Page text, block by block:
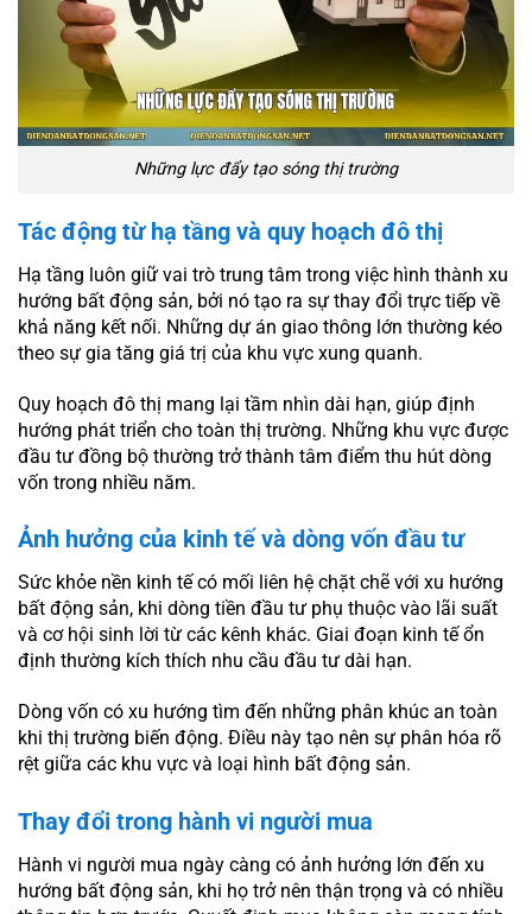
Những lực đẩy tạo sóng thị trường
Tác động từ hạ tầng và quy hoạch đô thị
Hạ tầng luôn giữ vai trò trung tâm trong việc hình thành xu
hướng bất động sản, bởi nó tạo ra sự thay đổi trực tiếp về
khả năng kết nối. Những dự án giao thông lớn thường kéo
theo sự gia tăng giá trị của khu vực xung quanh.
Quy hoạch đô thị mang lại tầm nhìn dài hạn, giúp định
hướng phát triển cho toàn thị trường. Những khu vực được
đầu tư đồng bộ thường trở thành tâm điểm thu hút dòng
vốn trong nhiều năm.
Ảnh hưởng của kinh tế và dòng vốn đầu tư
Sức khỏe nền kinh tế có mối liên hệ chặt chẽ với xu hướng
bất động sản, khi dòng tiền đầu tư phụ thuộc vào lãi suất
và cơ hội sinh lời từ các kênh khác. Giai đoạn kinh tế ổn
định thường kích thích nhu cầu đầu tư dài hạn.
Dòng vốn có xu hướng tìm đến những phân khúc an toàn
khi thị trường biến động. Điều này tạo nên sự phân hóa rõ
rệt giữa các khu vực và loại hình bất động sản.
Thay đổi trong hành vi người mua
Hành vi người mua ngày càng có ảnh hưởng lớn đến xu
hướng bất động sản, khi họ trở nên thận trọng và có nhiều